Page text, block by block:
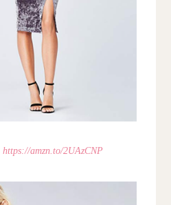
https://amzn.to/2UAzCNP